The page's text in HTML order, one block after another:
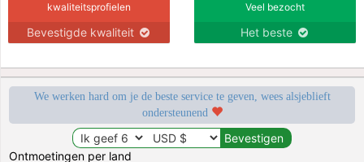
kwaliteitsprofielen
Bevestigde kwaliteit
Veel bezocht
Het beste
We werken hard om je de beste service te geven, wees alsjeblieft
ondersteunend
Ontmoetingen per land